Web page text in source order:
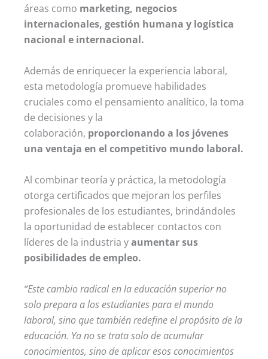
áreas como marketing, negocios
internacionales, gestión humana y logística
nacional e internacional.
Además de enriquecer la experiencia laboral,
esta metodología promueve habilidades
cruciales como el pensamiento analítico, la toma
de decisiones y la
colaboración, proporcionando a los jóvenes
una ventaja en el competitivo mundo laboral.
Al combinar teoría y práctica, la metodología
otorga certificados que mejoran los perfiles
profesionales de los estudiantes, brindándoles
la oportunidad de establecer contactos con
líderes de la industria yaumentar sus
posibilidades de empleo.
“Este cambio radical en la educación superior no
solo prepara a los estudiantes para el mundo
laboral, sino que también redefine el propósito de la
educación. Ya no se trata solo de acumular
conocimientos, sino de aplicar esos conocimientos